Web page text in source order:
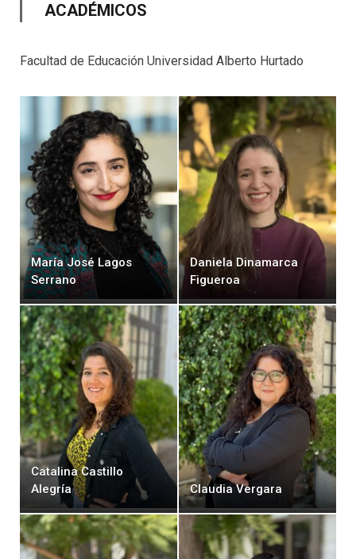
ACADÉMICOS
Facultad de Educación Universidad Alberto Hurtado
María José Lagos
Serrano
Daniela Dinamarca
Figueroa
Catalina Castillo
Alegría
Claudia Vergara